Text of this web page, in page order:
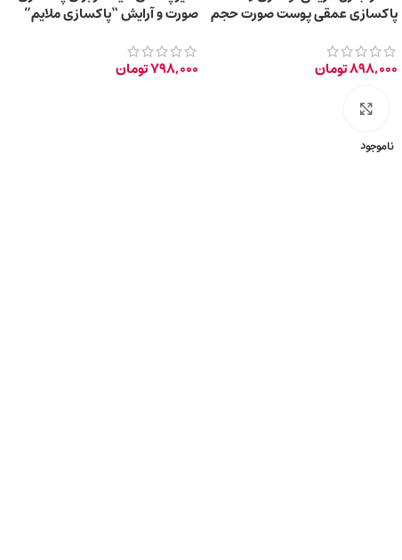
پاکسازی عمقی پوست صورت حجم
898,000تومان
صورت و آرایش “پاکسازی ملایم”
798,000تومان
ناموجود